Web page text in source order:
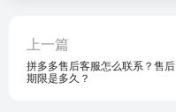
上一篇
拼多多售后客服怎么联系？售后
期限是多久？